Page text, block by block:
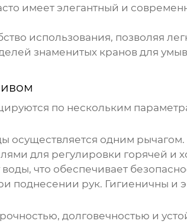
имеет элегантный и
использования, позволяя
знаменитых кранов для
по нескольким
осуществляется одним
для регулировки горячей и
что обеспечивает
поднесении рук. Гигиеничны и
долговечностью и